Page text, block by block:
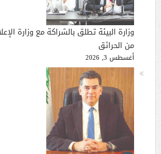
وزارة البيئة تطلق بالشراكة مع وزارة
من الحرائق
أغسطس 3, 2026